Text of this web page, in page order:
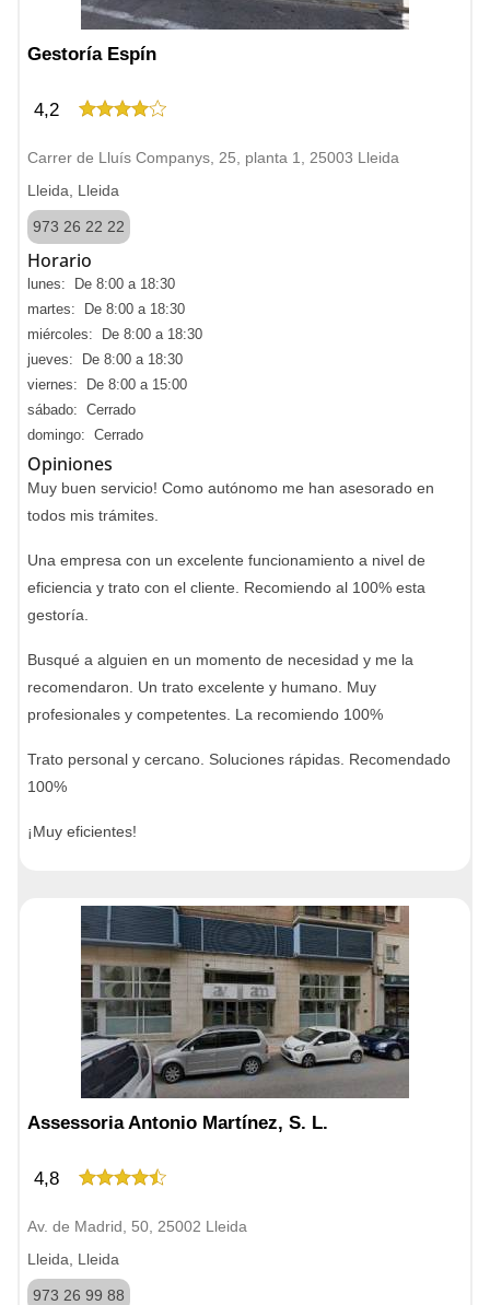
Gestoría Espín
4,2
Carrer de Lluís Companys, 25, planta 1, 25003 Lleida
Lleida, Lleida
973 26 22 22
Horario
lunes: De 8:00 a 18:30
martes: De 8:00 a 18:30
miércoles: De 8:00 a 18:30
jueves: De 8:00 a 18:30
viernes: De 8:00 a 15:00
sábado: Cerrado
domingo: Cerrado
Opiniones
Muy buen servicio! Como autónomo me han asesorado en
todos mis trámites.
Una empresa con un excelente funcionamiento a nivel de
eficiencia y trato con el cliente. Recomiendo al 100% esta
gestoría.
Busqué a alguien en un momento de necesidad y me la
recomendaron. Un trato excelente y humano. Muy
profesionales y competentes. La recomiendo 100%
Trato personal y cercano. Soluciones rápidas. Recomendado
100%
¡Muy eficientes!
Assessoria Antonio Martínez, S. L.
4,8
Av. de Madrid, 50, 25002 Lleida
Lleida, Lleida
973 26 99 88